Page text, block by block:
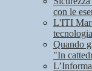
con le
L'ITI
Quando
"In